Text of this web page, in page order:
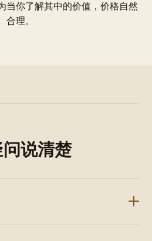
你了解其中的价值，价格自然
合理。
说清楚